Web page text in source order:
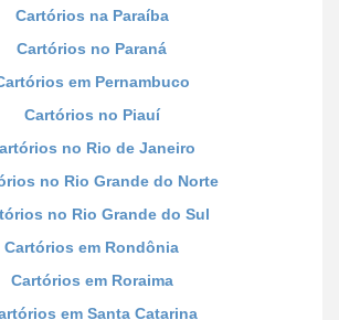
Cartórios na Paraíba
Cartórios no Paraná
em Pernambuco
Cartórios no Piauí
no Rio de Janeiro
no Rio Grande do Norte
no Rio Grande do Sul
Cartórios em Rondônia
Cartórios em Roraima
em Santa Catarina